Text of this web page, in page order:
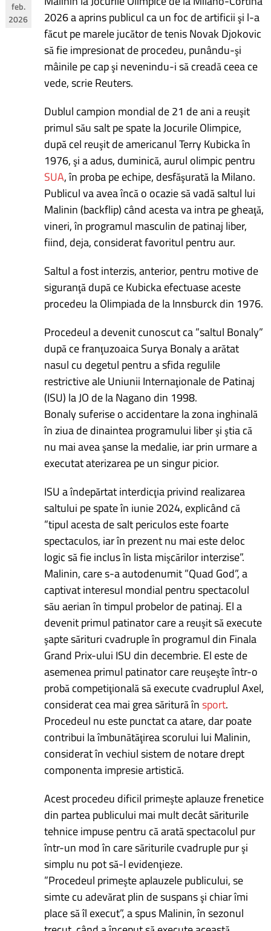
feb.
2026
2026 a aprins publicul ca un foc de artificii şi l-a
făcut pe marele jucător de tenis Novak Djokovic
să fie impresionat de procedeu, punându-şi
mâinile pe cap şi nevenindu-i să creadă ceea ce
vede, scrie Reuters.
Dublul campion mondial de 21 de ani a reuşit
primul său salt pe spate la Jocurile Olimpice,
după cel reuşit de americanul Terry Kubicka în
1976, şi a adus, duminică, aurul olimpic pentru
SUA, în proba pe echipe, desfăşurată la Milano.
Publicul va avea încă o ocazie să vadă saltul lui
Malinin (backflip) când acesta va intra pe gheaţă,
vineri, în programul masculin de patinaj liber,
fiind, deja, considerat favoritul pentru aur.
Saltul a fost interzis, anterior, pentru motive de
siguranţă după ce Kubicka efectuase aceste
procedeu la Olimpiada de la Innsburck din 1976.
Procedeul a devenit cunoscut ca ”saltul Bonaly”
după ce franţuzoaica Surya Bonaly a arătat
nasul cu degetul pentru a sfida regulile
restrictive ale Uniunii Internaţionale de Patinaj
(ISU) la JO de la Nagano din 1998.
Bonaly suferise o accidentare la zona inghinală
în ziua de dinaintea programului liber şi ştia că
nu mai avea şanse la medalie, iar prin urmare a
executat aterizarea pe un singur picior.
ISU a îndepărtat interdicţia privind realizarea
saltului pe spate în iunie 2024, explicând că
”tipul acesta de salt periculos este foarte
spectaculos, iar în prezent nu mai este deloc
logic să fie inclus în lista mişcărilor interzise”.
Malinin, care s-a autodenumit ”Quad God”, a
captivat interesul mondial pentru spectacolul
său aerian în timpul probelor de patinaj. El a
devenit primul patinator care a reuşit să execute
şapte sărituri cvadruple în programul din Finala
Grand Prix-ului ISU din decembrie. El este de
asemenea primul patinator care reuşeşte într-o
probă competiţională să execute cvadruplul Axel,
considerat cea mai grea săritură însport.
Procedeul nu este punctat ca atare, dar poate
contribui la îmbunătăţirea scorului lui Malinin,
considerat în vechiul sistem de notare drept
componenta impresie artistică.
Acest procedeu dificil primeşte aplauze frenetice
din partea publicului mai mult decât săriturile
tehnice impuse pentru că arată spectacolul pur
într-un mod în care săriturile cvadruple pur şi
simplu nu pot să-l evidenţieze.
”Procedeul primeşte aplauzele publicului, se
simte cu adevărat plin de suspans şi chiar îmi
place să îl execut”, a spus Malinin, în sezonul
în
articole